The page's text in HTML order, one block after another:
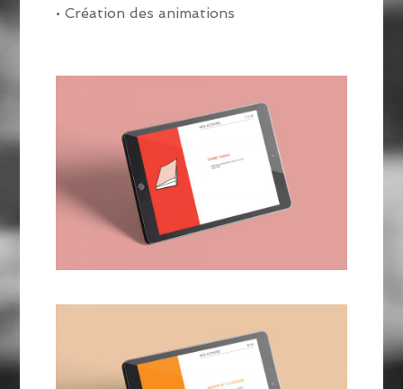
• Création des animations